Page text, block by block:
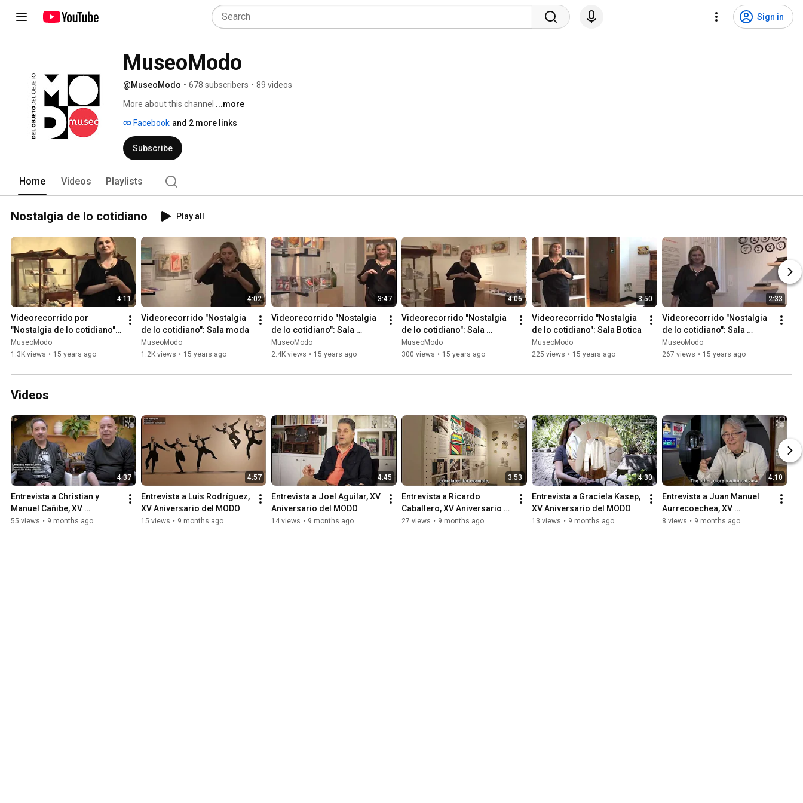
Sign in
MuseoModo
@MuseoModo • 678 subscribers • 89 videos
More about this channel ...more
Facebook and 2 more links
Subscribe
Home Videos Playlists
Nostalgia de lo cotidiano Play all
4:11
Videorecorrido por
"Nostalgia de lo cotidiano"
Primera parte de seis
MuseoModo
1.3K views • 15 years ago
4:02
Videorecorrido "Nostalgia
de lo cotidiano": Sala moda
MuseoModo
1.2K views • 15 years ago
3:47
Videorecorrido "Nostalgia
de lo cotidiano": Sala
envase
MuseoModo
2.4K views • 15 years ago
4:06
Videorecorrido "Nostalgia
de lo cotidiano": Sala
Belleza
MuseoModo
300 views • 15 years ago
3:50
Videorecorrido "Nostalgia
de lo cotidiano": Sala Botica
MuseoModo
225 views • 15 years ago
2:33
Videorecorrido "Nostalgia
de lo cotidiano": Sala
Escuela
MuseoModo
267 views • 15 years ago
Videos
4:37
Entrevista a Christian y
Manuel Cañibe, XV
Aniversario del MODO
55 views • 9 months ago
4:57
Entrevista a Luis Rodríguez,
XV Aniversario del MODO
15 views • 9 months ago
4:45
Entrevista a Joel Aguilar, XV
Aniversario del MODO
14 views • 9 months ago
3:53
Entrevista a Ricardo
Caballero, XV Aniversario
del MODO
27 views • 9 months ago
4:30
Entrevista a Graciela Kasep,
XV Aniversario del MODO
13 views • 9 months ago
4:10
Entrevista a Juan Manuel
Aurrecoechea, XV
Aniversario del MODO
8 views • 9 months ago